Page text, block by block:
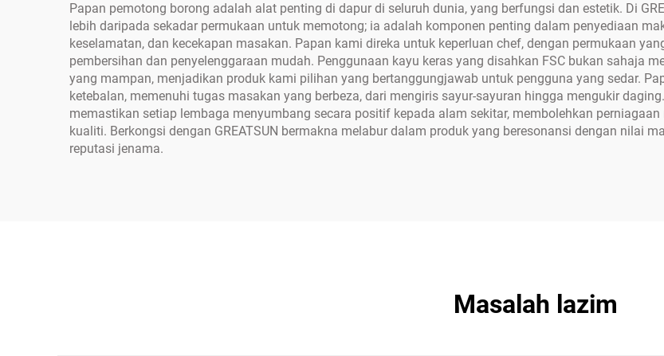
Papan pemotong borong adalah alat penting di dapur di seluruh dunia, yang berfungsi dan estetik. Di
lebih daripada sekadar permukaan untuk memotong; ia adalah komponen penting dalam penyediaan
keselamatan, dan kecekapan masakan. Papan kami direka untuk keperluan chef, dengan permukaan
pembersihan dan penyelenggaraan mudah. Penggunaan kayu keras yang disahkan FSC bukan sahaja
yang mampan, menjadikan produk kami pilihan yang bertanggungjawab untuk pengguna yang sedar.
ketebalan, memenuhi tugas masakan yang berbeza, dari mengiris sayur-sayuran hingga mengukir
memastikan setiap lembaga menyumbang secara positif kepada alam sekitar, membolehkan
kualiti. Berkongsi dengan GREATSUN bermakna melabur dalam produk yang beresonansi dengan nilai
reputasi jenama.
Masalah lazim